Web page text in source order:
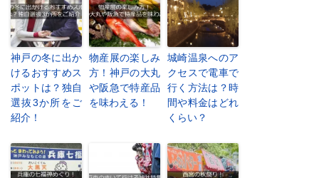
神戸の冬に出か
けるおすすめス
ポットは？独自
選抜3か所をご
紹介！
物産展の楽しみ
方！神戸の大丸
や阪急で特産品
を味わえる！
城崎温泉へのア
クセスで電車で
行く方法は？時
間や料金はどれ
くらい？